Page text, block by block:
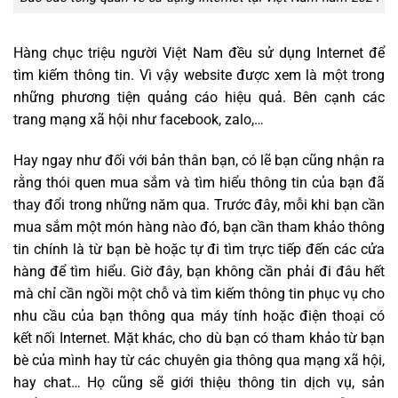
Hàng chục triệu người Việt Nam đều sử dụng Internet để
tìm kiếm thông tin. Vì vậy website được xem là một trong
những phương tiện quảng cáo hiệu quả. Bên cạnh các
trang mạng xã hội như facebook, zalo,…
Hay ngay như đối với bản thân bạn, có lẽ bạn cũng nhận ra
rằng thói quen mua sắm và tìm hiểu thông tin của bạn đã
thay đổi trong những năm qua. Trước đây, mỗi khi bạn cần
mua sắm một món hàng nào đó, bạn cần tham khảo thông
tin chính là từ bạn bè hoặc tự đi tìm trực tiếp đến các cửa
hàng để tìm hiểu. Giờ đây, bạn không cần phải đi đâu hết
mà chỉ cần ngồi một chỗ và tìm kiếm thông tin phục vụ cho
nhu cầu của bạn thông qua máy tính hoặc điện thoại có
kết nối Internet. Mặt khác, cho dù bạn có tham khảo từ bạn
bè của mình hay từ các chuyên gia thông qua mạng xã hội,
hay chat… Họ cũng sẽ giới thiệu thông tin dịch vụ, sản